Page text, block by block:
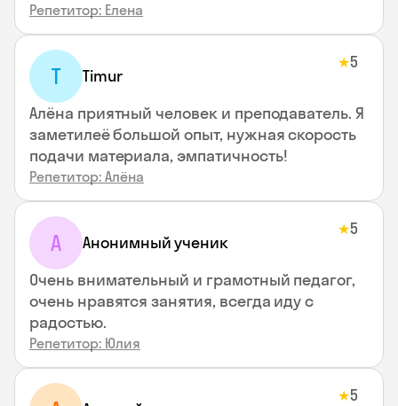
Репетитор: Елена
T Timur
★5
Алёна приятный человек и преподаватель. Я
заметилеё большой опыт, нужная скорость
подачи материала, эмпатичность!
Репетитор: Алёна
А Анонимный ученик
★5
Очень внимательный и грамотный педагог,
очень нравятся занятия, всегда иду с
радостью.
Репетитор: Юлия
★5